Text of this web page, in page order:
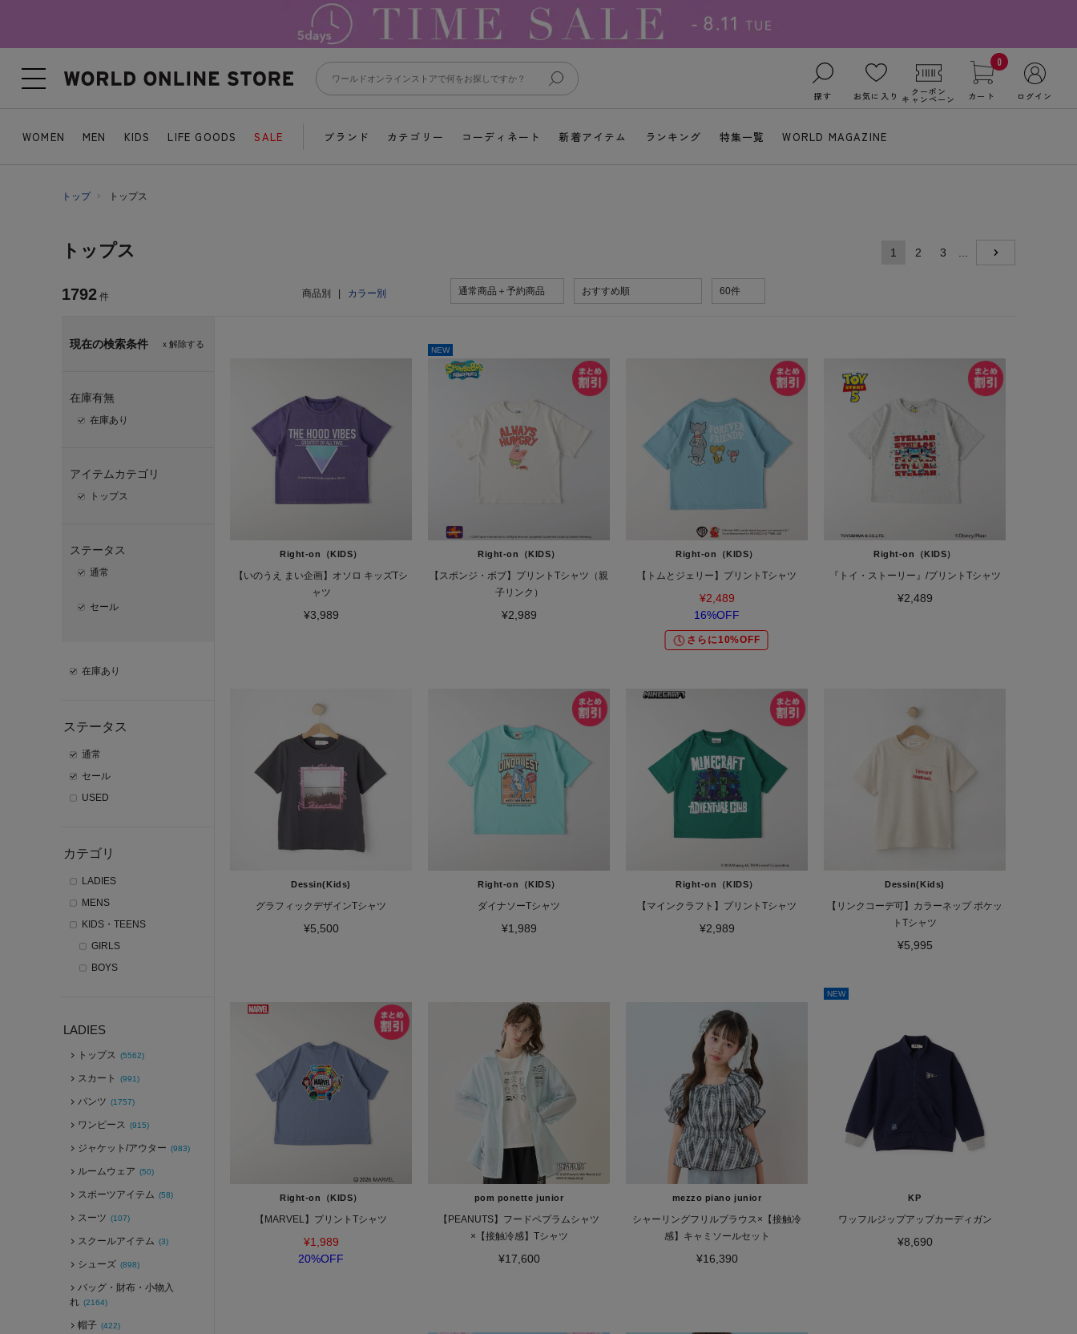
探す お気に入り クーポン
キャンペーン
0
カート ログイン
WOMEN MEN KIDS LIFE GOODS SALE ブランド カテゴリー コーディネート 新着アイテム ランキング 特集一覧 WORLD MAGAZINE
トップ トップス
トップス
1792 件 商品別 カラー別 通常商品＋予約商品 おすすめ順 60件
1 2 3
ｘ解除する
現在の検索条件
在庫有無
在庫あり
アイテムカテゴリ
トップス
ステータス
通常
セール
在庫あり
ステータス
通常
セール
USED
カテゴリ
LADIES
MENS
KIDS・TEENS
GIRLS
BOYS
LADIES
トップス (5562)
スカート (991)
パンツ (1757)
ワンピース (915)
ジャケット/アウター (983)
ルームウェア (50)
スポーツアイテム (58)
スーツ (107)
スクールアイテム (3)
シューズ (898)
バッグ・財布・小物入
れ (2164)
帽子 (422)
Right-on（KIDS）
【いのうえ まい企画】オソロ キッズTシ
ャツ
¥3,989
NEW
Right-on（KIDS）
【スポンジ・ボブ】プリントTシャツ（親
子リンク）
¥2,989
Right-on（KIDS）
【トムとジェリー】プリントTシャツ
¥2,489
16%OFF
さらに10%OFF
Right-on（KIDS）
『トイ・ストーリー』/プリントTシャツ
¥2,489
Dessin(Kids)
グラフィックデザインTシャツ
¥5,500
Right-on（KIDS）
ダイナソーTシャツ
¥1,989
Right-on（KIDS）
【マインクラフト】プリントTシャツ
¥2,989
Dessin(Kids)
【リンクコーデ可】カラーネップ ポケッ
トTシャツ
¥5,995
Right-on（KIDS）
【MARVEL】プリントTシャツ
¥1,989
20%OFF
pom ponette junior
【PEANUTS】フードペプラムシャツ
×【接触冷感】Tシャツ
¥17,600
mezzo piano junior
シャーリングフリルブラウス×【接触冷
感】キャミソールセット
¥16,390
NEW
KP
ワッフルジップアップカーディガン
¥8,690